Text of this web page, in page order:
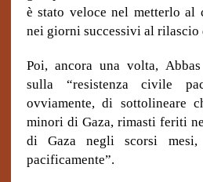
è stato veloce nel metterlo al
nei giorni successivi al rilascio
Poi, ancora una volta,
sulla “resistenza civile
ovviamente, di sottolineare
minori di Gaza, rimasti feriti
di Gaza negli scorsi mesi,
pacificamente”.